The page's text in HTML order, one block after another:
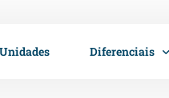
Unidades Diferenciais